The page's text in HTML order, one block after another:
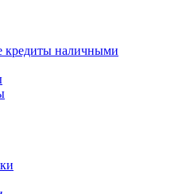
кредиты наличными